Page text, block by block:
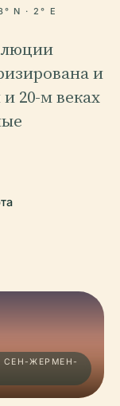
N · 2° E
и
20-м веках
СЕН-ЖЕРМЕН-